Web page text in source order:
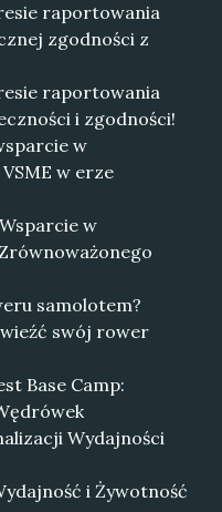
raportowania
zgodności z
raportowania
i zgodności!
w
w erze
w
samolotem?
swój rower
Base Camp:
Wydajności
i Żywotność